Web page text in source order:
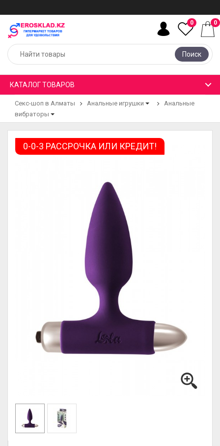
Поиск
0 0
КАТАЛОГ ТОВАРОВ
Секс-шоп в Алматы Анальные игрушки
Анальные
вибраторы
0-0-3 РАССРОЧКА ИЛИ КРЕДИТ!